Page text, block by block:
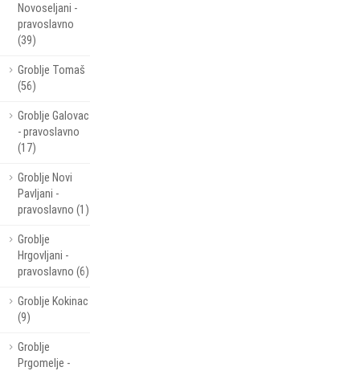
Novoseljani -
pravoslavno
(39)
Groblje Tomaš
(56)
Groblje Galovac
- pravoslavno
(17)
Groblje Novi
Pavljani -
pravoslavno (1)
Groblje
Hrgovljani -
pravoslavno (6)
Groblje Kokinac
(9)
Groblje
Prgomelje -